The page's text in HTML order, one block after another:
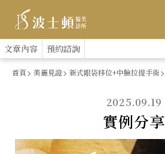
跳
:::
文章內容 預約諮詢
首頁 美麗見證 新式眼袋移位+中臉拉提手術
2025.09.19
實例分享